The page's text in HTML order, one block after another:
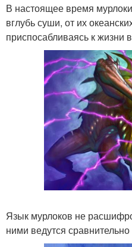
В настоящее время
вглубь суши, от их
приспосабливаясь к жизни
Язык мурлоков не
ними ведутся